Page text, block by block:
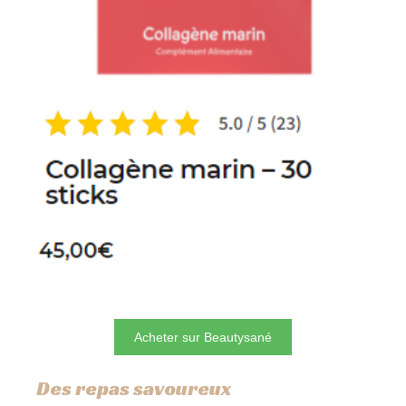
Acheter sur Beautysané
Des repas savoureux